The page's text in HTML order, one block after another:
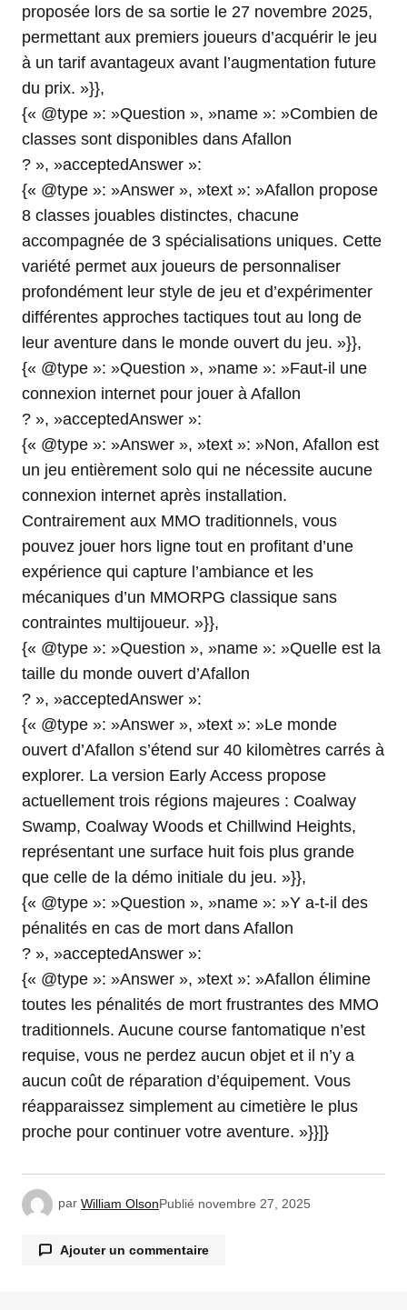
proposée lors de sa sortie le 27 novembre 2025,
permettant aux premiers joueurs d’acquérir le jeu
à un tarif avantageux avant l’augmentation future
du prix. »}},
{« @type »: »Question », »name »: »Combien de
classes sont disponibles dans Afallon
? », »acceptedAnswer »:
{« @type »: »Answer », »text »: »Afallon propose
8 classes jouables distinctes, chacune
accompagnée de 3 spécialisations uniques. Cette
variété permet aux joueurs de personnaliser
profondément leur style de jeu et d’expérimenter
différentes approches tactiques tout au long de
leur aventure dans le monde ouvert du jeu. »}},
{« @type »: »Question », »name »: »Faut-il une
connexion internet pour jouer à Afallon
? », »acceptedAnswer »:
{« @type »: »Answer », »text »: »Non, Afallon est
un jeu entièrement solo qui ne nécessite aucune
connexion internet après installation.
Contrairement aux MMO traditionnels, vous
pouvez jouer hors ligne tout en profitant d’une
expérience qui capture l’ambiance et les
mécaniques d’un MMORPG classique sans
contraintes multijoueur. »}},
{« @type »: »Question », »name »: »Quelle est la
taille du monde ouvert d’Afallon
? », »acceptedAnswer »:
{« @type »: »Answer », »text »: »Le monde
ouvert d’Afallon s’étend sur 40 kilomètres carrés à
explorer. La version Early Access propose
actuellement trois régions majeures : Coalway
Swamp, Coalway Woods et Chillwind Heights,
représentant une surface huit fois plus grande
que celle de la démo initiale du jeu. »}},
{« @type »: »Question », »name »: »Y a-t-il des
pénalités en cas de mort dans Afallon
? », »acceptedAnswer »:
{« @type »: »Answer », »text »: »Afallon élimine
toutes les pénalités de mort frustrantes des MMO
traditionnels. Aucune course fantomatique n’est
requise, vous ne perdez aucun objet et il n’y a
aucun coût de réparation d’équipement. Vous
réapparaissez simplement au cimetière le plus
proche pour continuer votre aventure. »}}]}
par William OlsonPublié novembre 27, 2025
Ajouter un commentaire